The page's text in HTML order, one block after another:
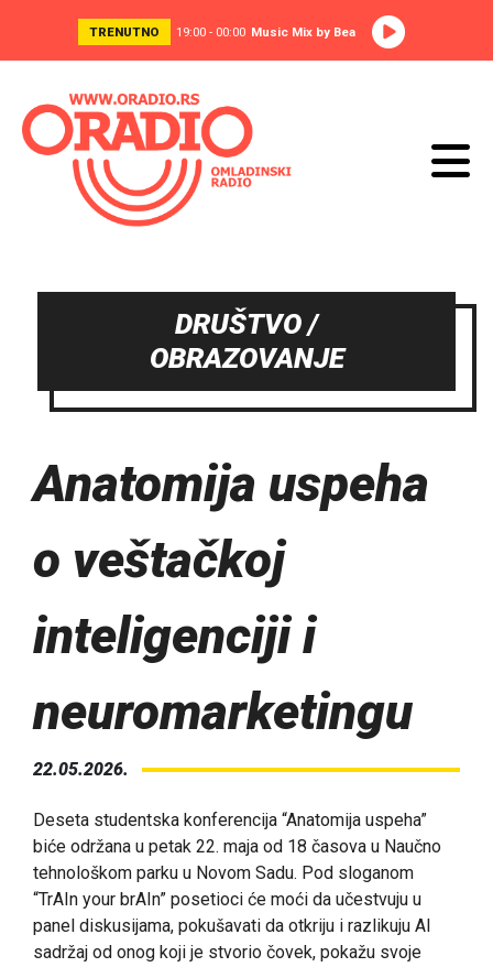
TRENUTNO 19:00 - 00:00 Music Mix by Bea
DRUŠTVO /
OBRAZOVANJE
Anatomija uspeha
o veštačkoj
inteligenciji i
neuromarketingu
22.05.2026.
Deseta studentska konferencija “Anatomija uspeha”
biće održana u petak 22. maja od 18 časova u Naučno
tehnološkom parku u Novom Sadu. Pod sloganom
“TrAIn your brAIn” posetioci će moći da učestvuju u
panel diskusijama, pokušavati da otkriju i razlikuju AI
sadržaj od onog koji je stvorio čovek, pokažu svoje